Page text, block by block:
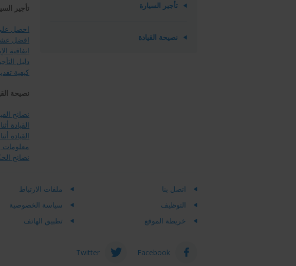
تأجير
احصل
افضل
اتفاقية
دليل
كيفية
نصيحة
نصائح
القيادة
القيادة
معلومات
نصائح
تأجير السيارة
نصيحة القيادة
اتصل بنا
التوظيف
خريطة الموقع
ملفات الارتباط
سياسة الخصوصية
تطبيق الهاتف
Facebook
Twitter